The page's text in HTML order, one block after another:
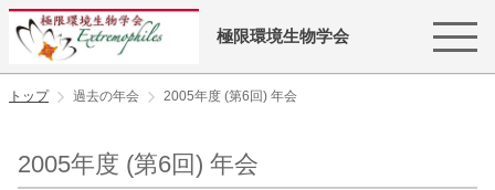
極限環境生物学会
トップ 過去の年会 2005年度 (第6回) 年会
2005年度 (第6回) 年会